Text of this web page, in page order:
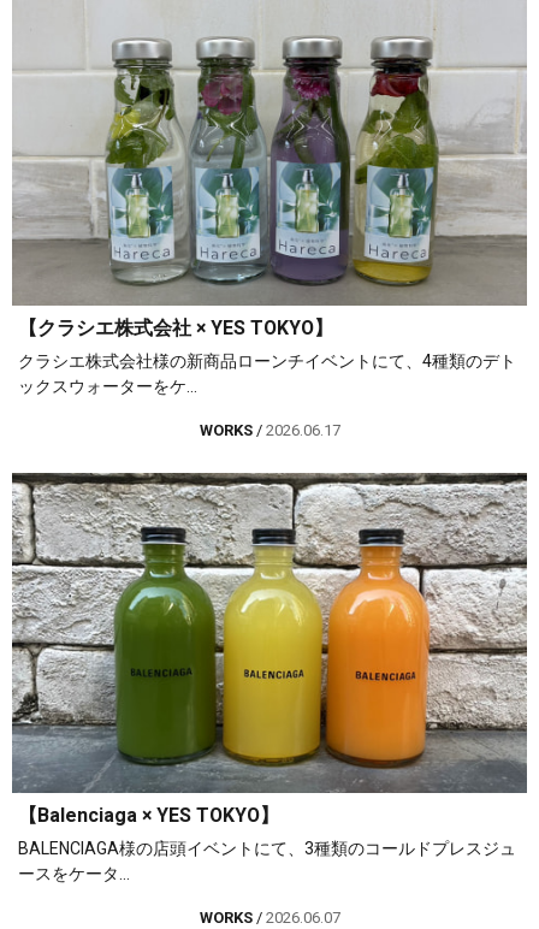
【クラシエ株式会社 × YES TOKYO】
クラシエ株式会社様の新商品ローンチイベントにて、4種類のデト
ックスウォーターをケ...
WORKS/ 2026.06.17
【Balenciaga × YES TOKYO】
BALENCIAGA様の店頭イベントにて、3種類のコールドプレスジュ
ースをケータ...
WORKS/ 2026.06.07